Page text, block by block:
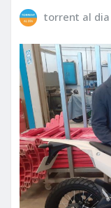
torrent al dia